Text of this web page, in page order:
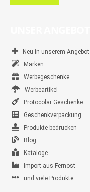
Neu in unserem Angebot
Marken
Werbegeschenke
Werbeartikel
Protocolar Geschenke
Geschenkverpackung
Produkte bedrucken
Blog
Kataloge
Import aus Fernost
und viele Produkte